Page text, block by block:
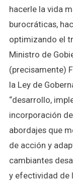
hacerle la vida
burocráticas,
optimizando el
Ministro de
(precisamente)
la Ley de
“desarrollo,
incorporación
abordajes que
de acción y
cambiantes
y efectividad de